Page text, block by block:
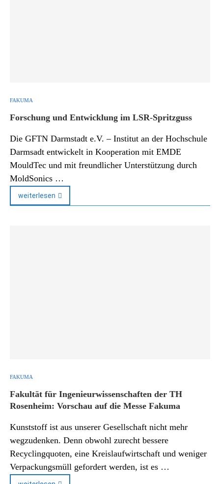
FAKUMA
Forschung und Entwicklung im LSR-Spritzguss
Die GFTN Darmstadt e.V. – Institut an der Hochschule
Darmsadt entwickelt in Kooperation mit EMDE
MouldTec und mit freundlicher Unterstützung durch
MoldSonics …
weiterlesen
FAKUMA
Fakultät für Ingenieurwissenschaften der TH
Rosenheim: Vorschau auf die Messe Fakuma
Kunststoff ist aus unserer Gesellschaft nicht mehr
wegzudenken. Denn obwohl zurecht bessere
Recyclingquoten, eine Kreislaufwirtschaft und weniger
Verpackungsmüll gefordert werden, ist es …